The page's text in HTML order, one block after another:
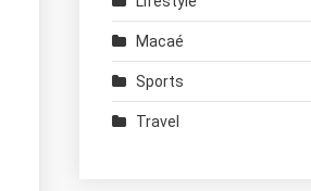
Macaé
Sports
Travel